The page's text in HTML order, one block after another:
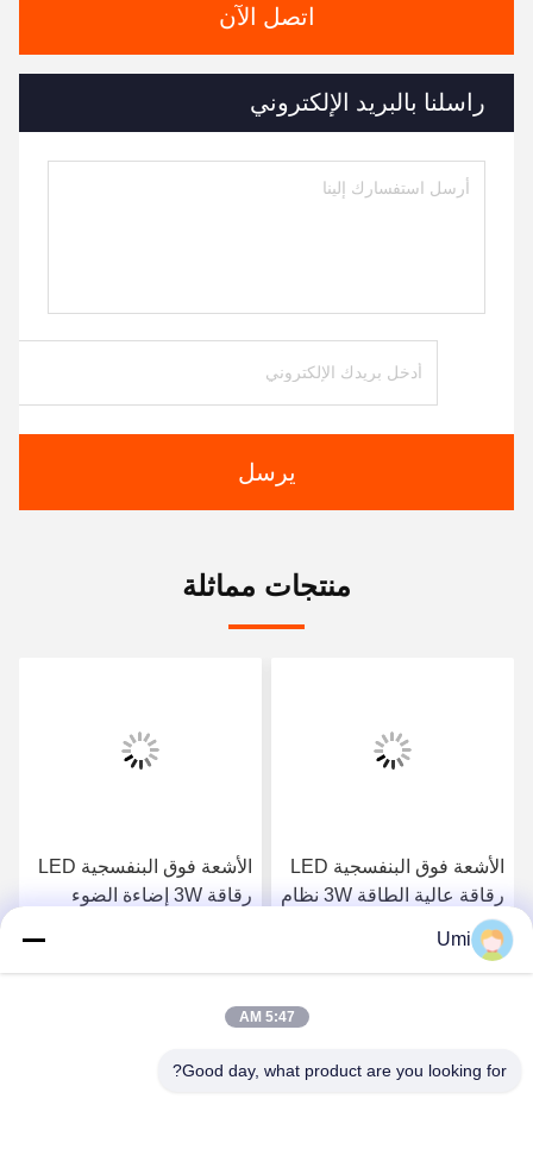
اتصل الآن
راسلنا بالبريد الإلكتروني
يرسل
منتجات مماثلة
الأشعة فوق البنفسجية LED
رقاقة عالية الطاقة 3W نظام
علاج الأشعة فوق البنفسجية
مصابيح
احصل على افضل سعر
الأشعة فوق البنفسجية LED
رقاقة 3W إضاءة الضوء
احصل على افضل سعر
Umi
5:47 AM
Good day, what product are you looking for?